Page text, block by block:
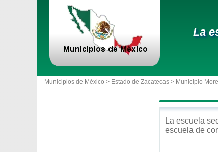
La
Municipios de México > Estado de Zacatecas > Municipio
La escuela
escuela de